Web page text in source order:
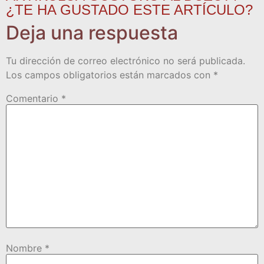
¿TE HA GUSTADO ESTE ARTÍCULO?
Deja una respuesta
Tu dirección de correo electrónico no será publicada.
Los campos obligatorios están marcados con *
Comentario *
Nombre *